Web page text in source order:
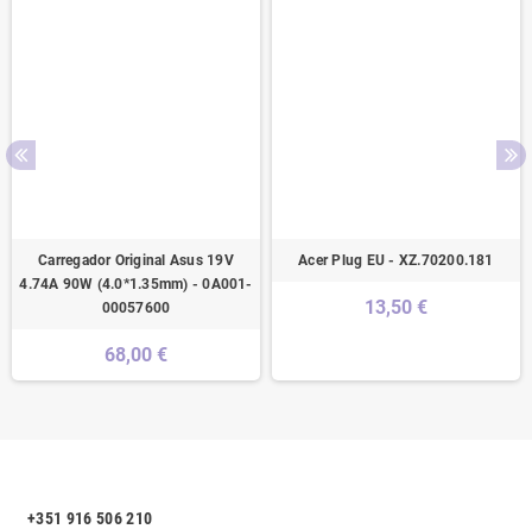
Carregador Original Asus 19V
4.74A 90W (4.0*1.35mm) - 0A001-
00057600
68,00 €
Acer Plug EU - XZ.70200.181
13,50 €
+351 916 506 210